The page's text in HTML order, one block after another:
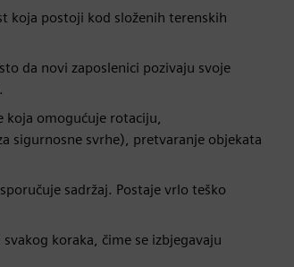
koja postoji kod složenih terenskih
da novi zaposlenici pozivaju svoje
koja omogućuje rotaciju,
sigurnosne svrhe), pretvaranje objekata
sadržaj. Postaje vrlo teško
koraka, čime se izbjegavaju